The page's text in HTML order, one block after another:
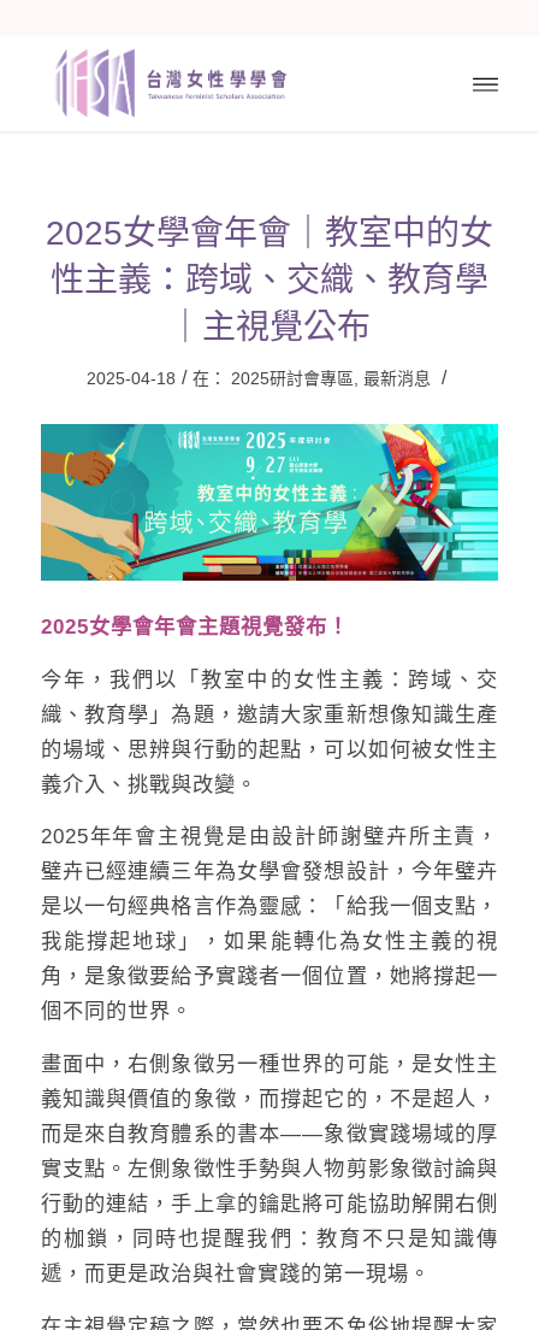
2025女學會年會｜教室中的女
性主義：跨域、交織、教育學
｜主視覺公布
2025-04-18 / 在： 2025研討會專區 最新消息 /
2025女學會年會主題視覺發布！
今年，我們以「教室中的女性主義：跨域、交
織、教育學」為題，邀請大家重新想像知識生產
的場域、思辨與行動的起點，可以如何被女性主
義介入、挑戰與改變。
2025年年會主視覺是由設計師謝璧卉所主責，
璧卉已經連續三年為女學會發想設計，今年璧卉
是以一句經典格言作為靈感：「給我一個支點，
我能撐起地球」，如果能轉化為女性主義的視
角，是象徵要給予實踐者一個位置，她將撐起一
個不同的世界。
畫面中，右側象徵另一種世界的可能，是女性主
義知識與價值的象徵，而撐起它的，不是超人，
而是來自教育體系的書本——象徵實踐場域的厚
實支點。左側象徵性手勢與人物剪影象徵討論與
行動的連結，手上拿的鑰匙將可能協助解開右側
的枷鎖，同時也提醒我們：教育不只是知識傳
遞，而更是政治與社會實踐的第一現場。